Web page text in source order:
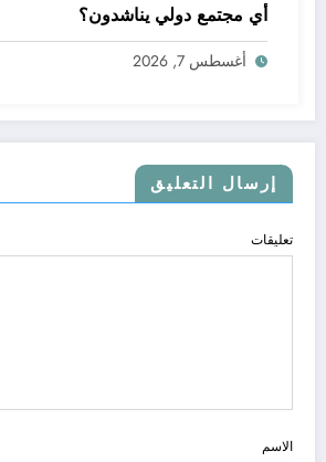
أي مجتمع دولي يناشدون؟
أغسطس 7, 2026
إرسال التعليق
تعليقات
الاسم